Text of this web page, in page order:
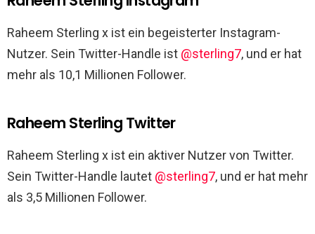
Raheem Sterling x ist ein begeisterter Instagram-
Nutzer. Sein Twitter-Handle ist @sterling7, und er hat
mehr als 10,1 Millionen Follower.
Raheem Sterling Twitter
Raheem Sterling x ist ein aktiver Nutzer von Twitter.
Sein Twitter-Handle lautet @sterling7, und er hat mehr
als 3,5 Millionen Follower.